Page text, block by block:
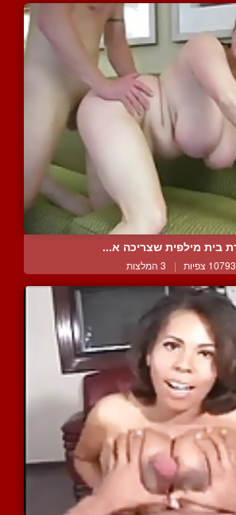
בית מילפית שצריכה א...
10793 צפיות | 3 המלצות